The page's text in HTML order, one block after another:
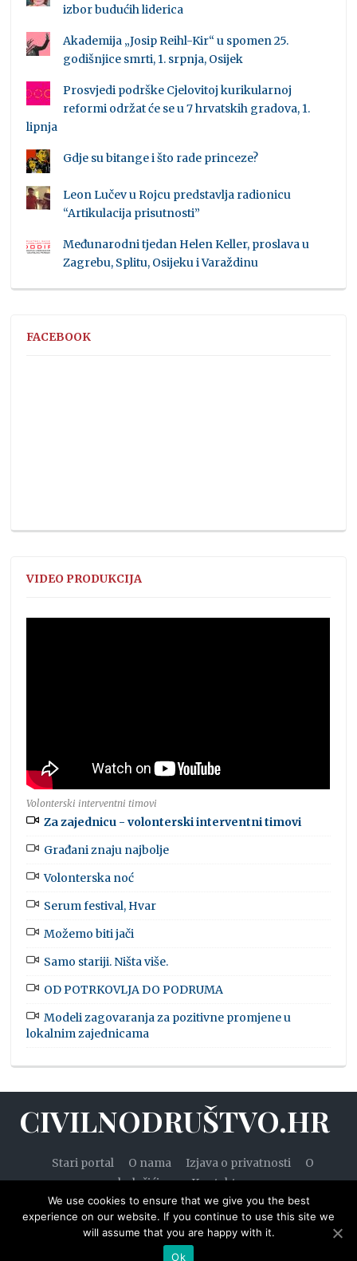
izbor budućih liderica
Akademija „Josip Reihl-Kir“ u spomen 25.
godišnjice smrti, 1. srpnja, Osijek
Prosvjedi podrške Cjelovitoj kurikularnoj
reformi održat će se u 7 hrvatskih gradova, 1.
lipnja
Gdje su bitange i što rade princeze?
Leon Lučev u Rojcu predstavlja radionicu
“Artikulacija prisutnosti”
Međunarodni tjedan Helen Keller, proslava u
Zagrebu, Splitu, Osijeku i Varaždinu
FACEBOOK
VIDEO PRODUKCIJA
Volonterski interventni timovi
Za zajednicu - volonterski interventni timovi
Građani znaju najbolje
Volonterska noć
Serum festival, Hvar
Možemo biti jači
Samo stariji. Ništa više.
OD POTRKOVLJA DO PODRUMA
Modeli zagovaranja za pozitivne promjene u
lokalnim zajednicama
CIVILNODRUŠTVO.HR
Stari portal O nama Izjava o privatnosti
O
kolačićima
Kontakt
© 2020. — Civilnodruštvo.hr. Sva prava pridržana.
We use cookies to ensure that we give you the best
experience on our website. If you continue to use this site we
will assume that you are happy with it.
Ok